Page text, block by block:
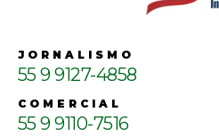
JORNALISMO
55 9 9127-4858
COMERCIAL
55 9 9110-7516